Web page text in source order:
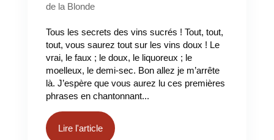
de la Blonde
Tous les secrets des vins sucrés ! Tout, tout,
tout, vous saurez tout sur les vins doux ! Le
vrai, le faux ; le doux, le liquoreux ; le
moelleux, le demi-sec. Bon allez je m’arrête
là. J’espère que vous aurez lu ces premières
phrases en chantonnant...
Lire l'article